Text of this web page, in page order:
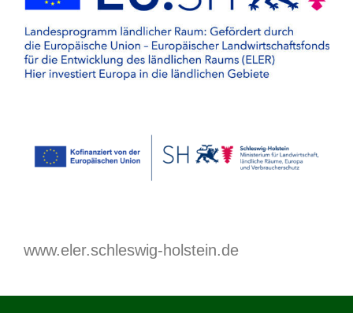
www.eler.schleswig-holstein.de